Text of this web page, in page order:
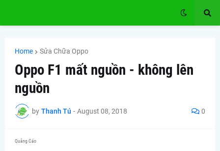
Home Sửa Chữa Oppo
Oppo F1 mất nguồn - không lên
nguồn
by Thanh Tú - August 08, 2018 0
Quảng Cáo